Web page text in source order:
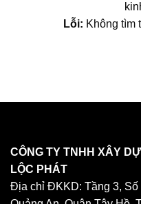
Lỗi: Không tìm
CÔNG TY TNHH XÂY
LỘC PHÁT
Địa chỉ ĐKKD: Tầng 3,